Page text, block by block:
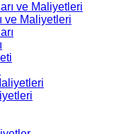
ve Maliyetleri